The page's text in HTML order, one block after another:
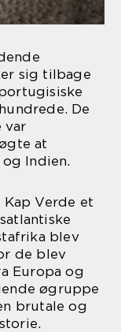
sig tilbage
De
var
at
Indien.
Kap Verde et
blev
de blev
Europa og
øgruppe
brutale og